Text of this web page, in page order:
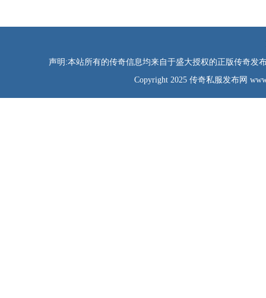
声明:本站所有的传奇信息均来自于盛大授权的正版传奇发
Copyright 2025 传奇私服发布网